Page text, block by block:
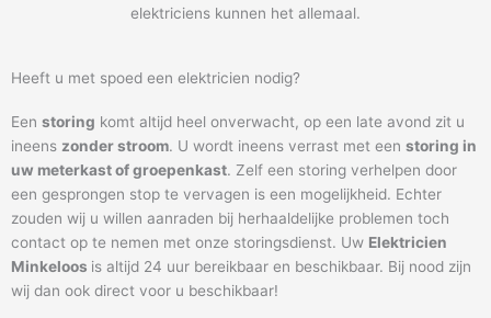
elektriciens kunnen het allemaal.
Heeft u met spoed een elektricien nodig?
Een storing komt altijd heel onverwacht, op een late avond zit u
ineens zonder stroom. U wordt ineens verrast met een storing in
uw meterkast of groepenkast. Zelf een storing verhelpen door
een gesprongen stop te vervagen is een mogelijkheid. Echter
zouden wij u willen aanraden bij herhaaldelijke problemen toch
contact op te nemen met onze storingsdienst. Uw Elektricien
Minkeloos is altijd 24 uur bereikbaar en beschikbaar. Bij nood zijn
wij dan ook direct voor u beschikbaar!